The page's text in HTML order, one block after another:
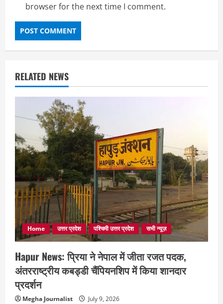
browser for the next time I comment.
RELATED NEWS
Home उत्तर प्रदेश पश्चिमी उत्तर प्रदेश सभी न्यूज़
Hapur News: प्रिया ने नेपाल में जीता रजत पदक,
अंतरराष्ट्रीय कबड्डी चैंपियनशिप में किया शानदार
प्रदर्शन
Megha Journalist July 9, 2026